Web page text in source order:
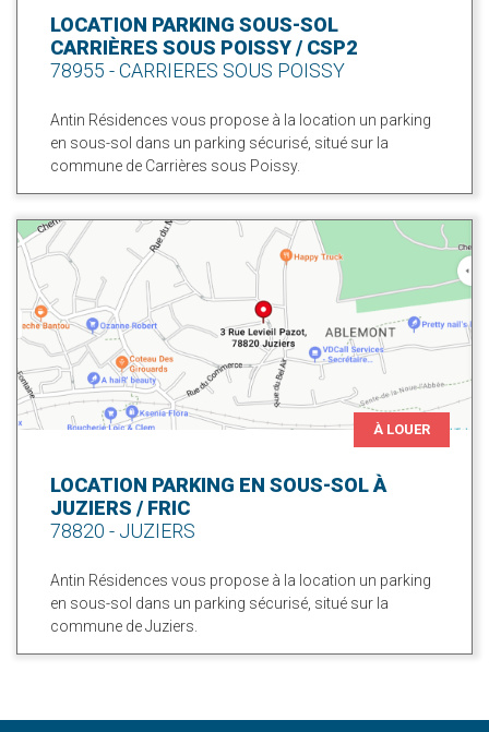
LOCATION PARKING SOUS-SOL
CARRIÈRES SOUS POISSY / CSP2
78955 - CARRIERES SOUS POISSY
Antin Résidences vous propose à la location un parking
en sous-sol dans un parking sécurisé, situé sur la
commune de Carrières sous Poissy.
À LOUER
LOCATION PARKING EN SOUS-SOL À
JUZIERS / FRIC
78820 - JUZIERS
Antin Résidences vous propose à la location un parking
en sous-sol dans un parking sécurisé, situé sur la
commune de Juziers.